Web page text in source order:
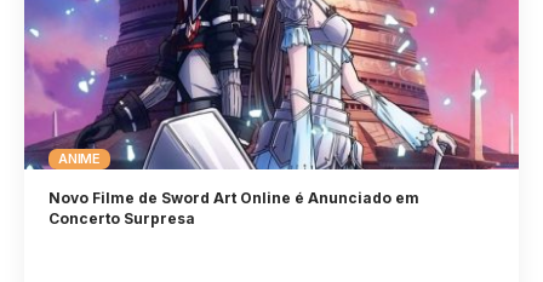
ANIME
Novo Filme de Sword Art Online é Anunciado em
Concerto Surpresa